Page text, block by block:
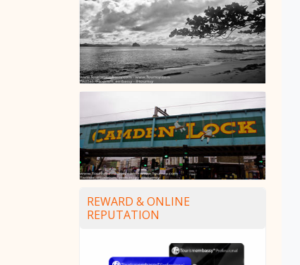
REWARD & ONLINE
REPUTATION